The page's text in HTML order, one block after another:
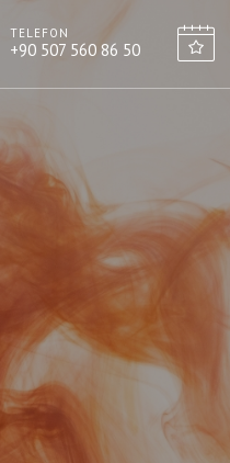
TELEFON
+90 507 560 86 50